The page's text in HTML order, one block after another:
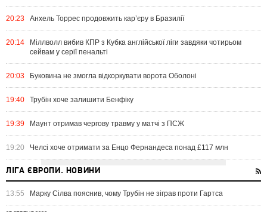
20:23 Анхель Торрес продовжить кар’єру в Бразилії
20:14
Міллволл вибив КПР з Кубка англійської ліги завдяки чотирьом
сейвам у серії пенальті
20:03 Буковина не змогла відкоркувати ворота Оболоні
19:40 Трубін хоче залишити Бенфіку
19:39 Маунт отримав чергову травму у матчі з ПСЖ
19:20 Челсі хоче отримати за Енцо Фернандеса понад £117 млн
ЛІГА ЄВРОПИ. НОВИНИ
13:55 Марку Сілва пояснив, чому Трубін не зіграв проти Гартса